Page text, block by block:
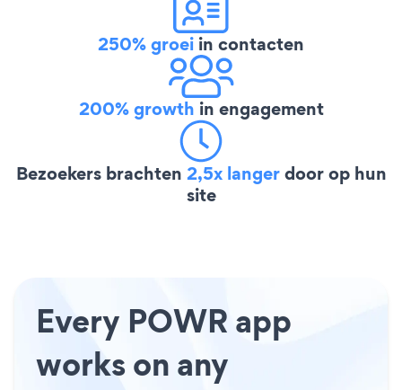
250% groei in contacten
200% growth in engagement
Bezoekers brachten 2,5x langerdoor op hun
site
Every POWR app
works on any